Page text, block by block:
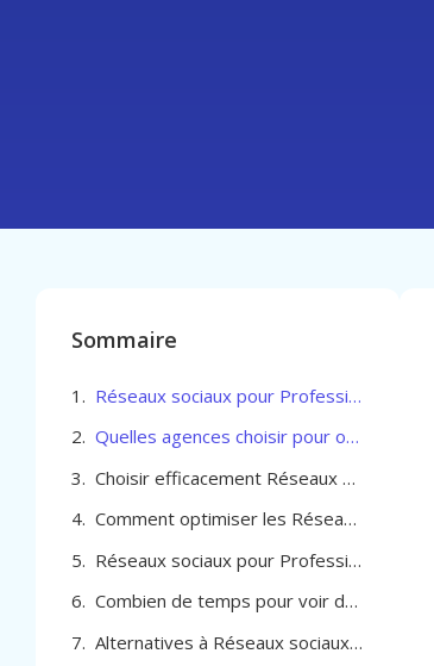
Sommaire
Réseaux sociaux pour Professionel de la beauté à Cambrai
Quelles agences choisir pour optimiser les Réseaux sociaux pour Professionel de la beauté à Cambrai
Choisir efficacement Réseaux sociaux pour Professionel de la beauté à Cambrai
Comment optimiser les Réseaux sociaux pour Professionel de la beauté à Cambrai
Réseaux sociaux pour Professionel de la beauté à Cambrai
Combien de temps pour voir des résultats avec les réseaux sociaux à Cambrai
Alternatives à Réseaux sociaux pour Professionel de la beauté à Cambrai